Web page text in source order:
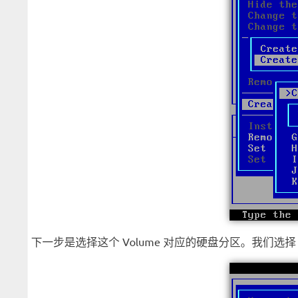
下一步是选择这个 Volume 对应的硬盘分区。我们选择